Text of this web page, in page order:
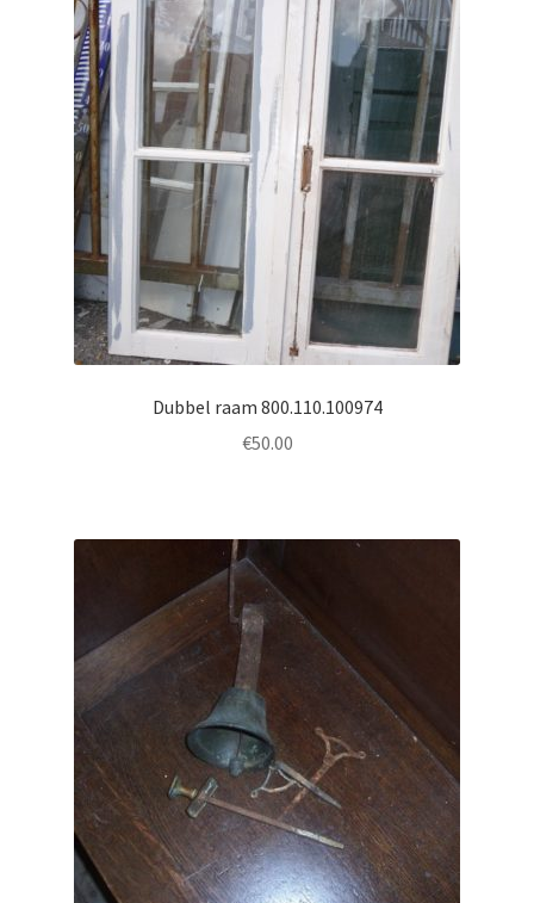
Dubbel raam 800.110.100974
€50.00